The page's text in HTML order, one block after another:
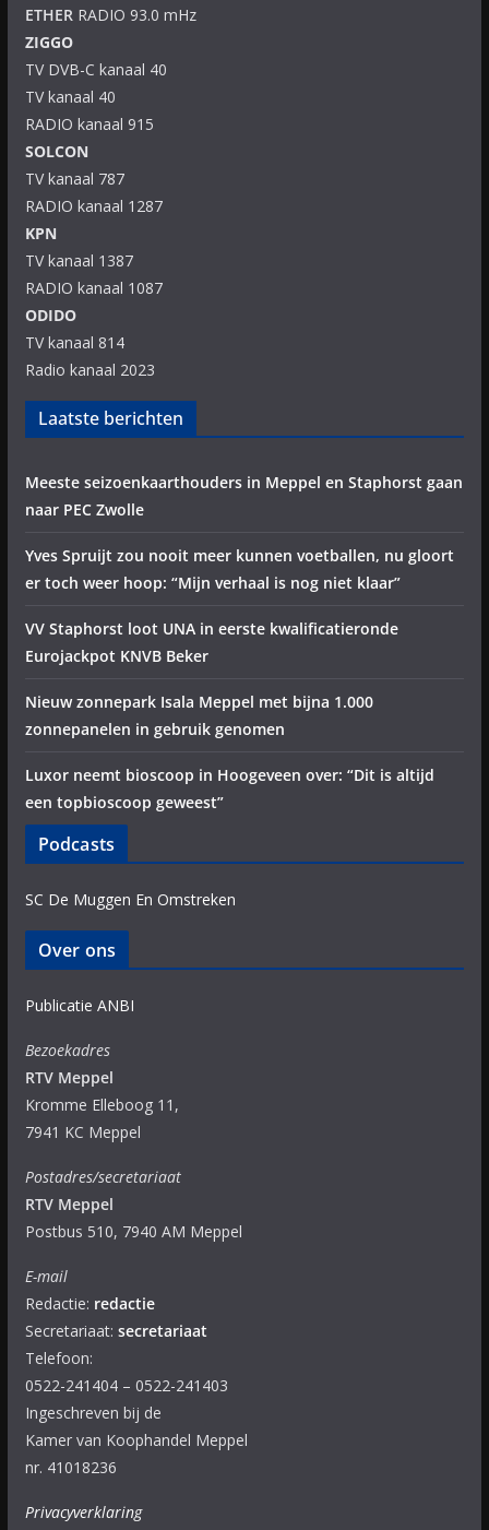
ETHERRADIO 93.0 mHz
ZIGGO
TV DVB-C kanaal 40
TV kanaal 40
RADIO kanaal 915
SOLCON
TV kanaal 787
RADIO kanaal 1287
KPN
TV kanaal 1387
RADIO kanaal 1087
ODIDO
TV kanaal 814
Radio kanaal 2023
Laatste berichten
Meeste seizoenkaarthouders in Meppel en Staphorst gaan
naar PEC Zwolle
Yves Spruijt zou nooit meer kunnen voetballen, nu gloort
er toch weer hoop: “Mijn verhaal is nog niet klaar”
VV Staphorst loot UNA in eerste kwalificatieronde
Eurojackpot KNVB Beker
Nieuw zonnepark Isala Meppel met bijna 1.000
zonnepanelen in gebruik genomen
Luxor neemt bioscoop in Hoogeveen over: “Dit is altijd
een topbioscoop geweest”
Podcasts
SC De Muggen En Omstreken
Over ons
Publicatie ANBI
Bezoekadres
RTV Meppel
Kromme Elleboog 11,
7941 KC Meppel
Postadres/secretariaat
RTV Meppel
Postbus 510, 7940 AM Meppel
E-mail
Redactie: redactie
Secretariaat: secretariaat
Telefoon:
0522-241404 – 0522-241403
Ingeschreven bij de
Kamer van Koophandel Meppel
nr. 41018236
Privacyverklaring